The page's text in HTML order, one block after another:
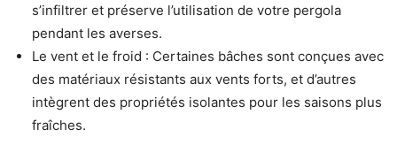
s’infiltrer et préserve l’utilisation de votre pergola
pendant les averses.
Le vent et le froid : Certaines bâches sont conçues avec
des matériaux résistants aux vents forts, et d’autres
intègrent des propriétés isolantes pour les saisons plus
fraîches.